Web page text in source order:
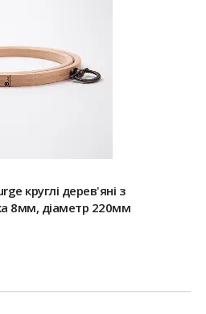
круглі дерев'яні з
8мм, діаметр 220мм